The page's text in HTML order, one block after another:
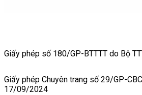
Giấy phép số 180/GP-BTTTT do Bộ
Giấy phép Chuyên trang số 29/GP-
17/09/2024